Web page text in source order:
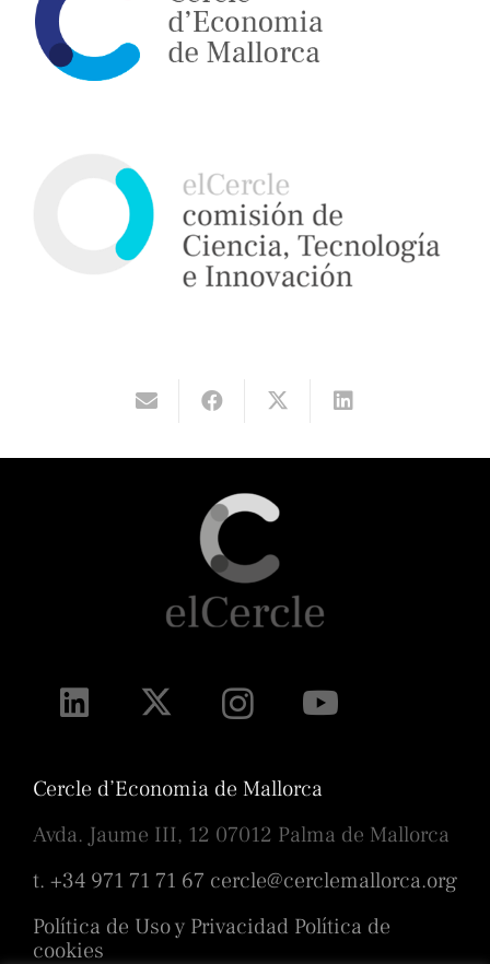
Cercle d’Economia de Mallorca
Avda. Jaume III, 12 07012 Palma de Mallorca
t. +34 971 71 71 67 cercle@cerclemallorca.org
Política de Uso y Privacidad Política de
cookies